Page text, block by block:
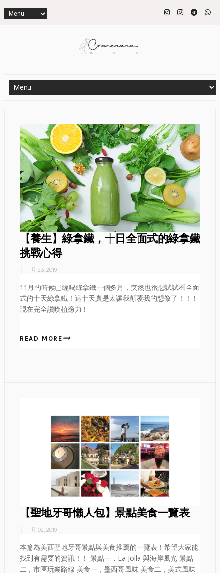
【養生】綠拿鐵，十日全面式的綠拿鐵
挑戰心得
11月 23, 2019
11月的時候已經喝綠拿鐵一個多月，突然也很想試試看全面
式的十天綠拿鐵！這十天真是太讓我顛覆我的想像了！！！
現在完全讚嘆植癒力！
READ MORE
【聖地牙哥懶人包】景點美食一覽表
11月 02, 2019
本篇為美西聖地牙哥景點與美食推薦的一覽表！希望大家能
找到有需要的資訊！！ 景點一，La Jolla 與海岸風光 景點
二，市區玩樂路線 美食一，墨西哥風味 美食二，美式風味